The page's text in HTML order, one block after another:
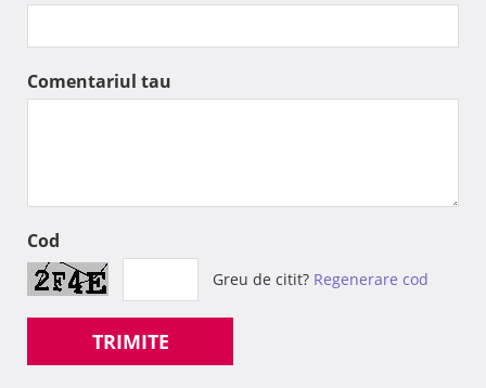
Comentariul tau
Cod
Greu de citit? Regenerare cod
TRIMITE